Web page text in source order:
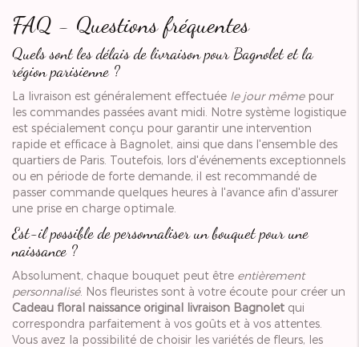
FAQ - Questions fréquentes
Quels sont les délais de livraison pour Bagnolet et la
région parisienne ?
La livraison est généralement effectuée le jour mêmepour
les commandes passées avant midi. Notre système logistique
est spécialement conçu pour garantir une intervention
rapide et efficace à Bagnolet, ainsi que dans l'ensemble des
quartiers de Paris. Toutefois, lors d'événements exceptionnels
ou en période de forte demande, il est recommandé de
passer commande quelques heures à l'avance afin d'assurer
une prise en charge optimale.
Est-il possible de personnaliser un bouquet pour une
naissance ?
Absolument, chaque bouquet peut être entièrement
personnalisé. Nos fleuristes sont à votre écoute pour créer un
Cadeau floral naissance original livraison Bagnolet qui
correspondra parfaitement à vos goûts et à vos attentes.
Vous avez la possibilité de choisir les variétés de fleurs, les